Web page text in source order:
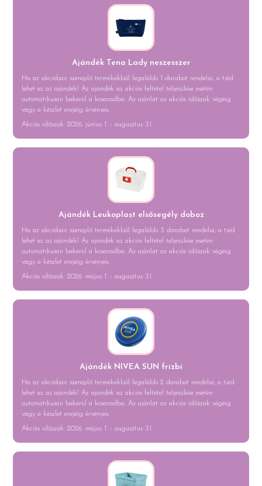
Ajándék Tena Lady neszesszer
Ha az akcióban szereplő termékekből legalább 1 darabot rendelsz, a tiéd
lehet ez az ajándék! Az ajándék az akciós feltétel teljesülése esetén
automatikusan bekerül a kosaradba. Az ajánlat az akciós időszak végéig
vagy a készlet erejéig érvényes.
Akciós időszak: 2026. június 1. - augusztus 31.
Ajándék Leukoplast elsősegély doboz
Ha az akcióban szereplő termékekből legalább 3 darabot rendelsz, a tiéd
lehet ez az ajándék! Az ajándék az akciós feltétel teljesülése esetén
automatikusan bekerül a kosaradba. Az ajánlat az akciós időszak végéig
vagy a készlet erejéig érvényes.
Akciós időszak: 2026. május 1. - augusztus 31.
Ajándék NIVEA SUN frizbi
Ha az akcióban szereplő termékekből legalább 2 darabot rendelsz, a tiéd
lehet ez az ajándék! Az ajándék az akciós feltétel teljesülése esetén
automatikusan bekerül a kosaradba. Az ajánlat az akciós időszak végéig
vagy a készlet erejéig érvényes.
Akciós időszak: 2026. május 1. - augusztus 31.